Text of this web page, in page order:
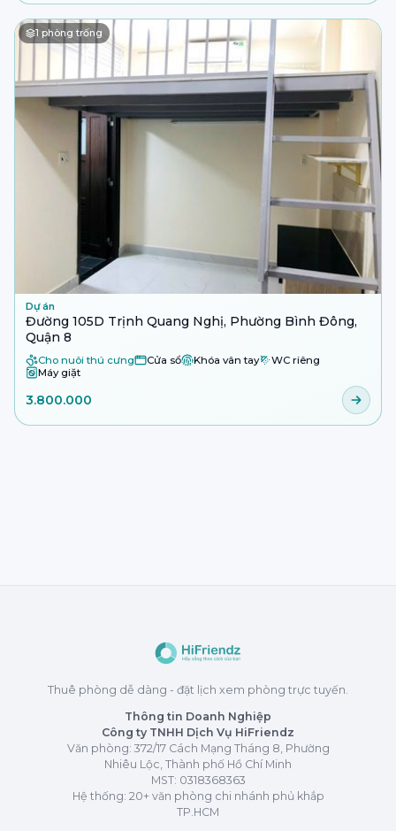
1 phòng trống
Dự án
Đường 105D Trịnh Quang Nghị, Phường Bình Đông,
Quận 8
Cho nuôi thú cưng Cửa sổ Khóa vân tay
WC riêng
Máy giặt
3.800.000
Thuê phòng dễ dàng - đặt lịch xem phòng trực tuyến.
Thông tin Doanh Nghiệp
Công ty TNHH Dịch Vụ HiFriendz
Văn phòng: 372/17 Cách Mạng Tháng 8, Phường
Nhiêu Lộc, Thành phố Hồ Chí Minh
MST: 0318368363
Hệ thống: 20+ văn phòng chi nhánh phủ khắp
TP.HCM